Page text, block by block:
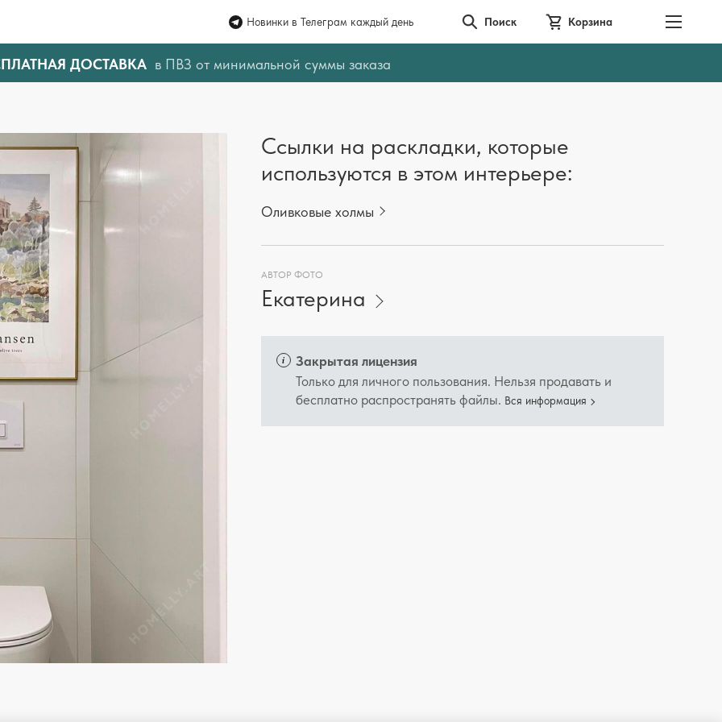
Новинки в Телеграм каждый день Поиск Корзина
ДОСТАВКА в ПВЗ от минимальной суммы заказа
Ссылки на раскладки, которые
используются в этом интерьере:
Оливковые холмы
АВТОР ФОТО
Екатерина
Закрытая лицензия
Только для личного пользования. Нельзя продавать и
бесплатно распространять файлы. Вся информация